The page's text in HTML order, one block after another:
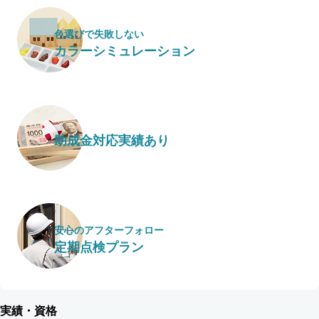
色選びで失敗しない
カラーシミュレーション
助成金対応実績あり
安心のアフターフォロー
定期点検プラン
実績・資格